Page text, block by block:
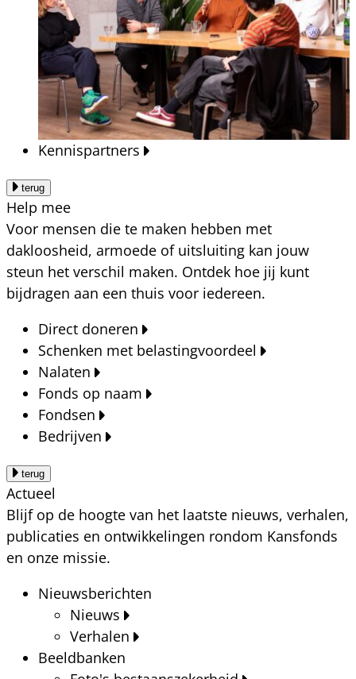
Kennispartners
terug
Help mee
Voor mensen die te maken hebben met
dakloosheid, armoede of uitsluiting kan jouw
steun het verschil maken. Ontdek hoe jij kunt
bijdragen aan een thuis voor iedereen.
Direct doneren
Schenken met belastingvoordeel
Nalaten
Fonds op naam
Fondsen
Bedrijven
terug
Actueel
Blijf op de hoogte van het laatste nieuws, verhalen,
publicaties en ontwikkelingen rondom Kansfonds
en onze missie.
Nieuwsberichten
Nieuws
Verhalen
Beeldbanken